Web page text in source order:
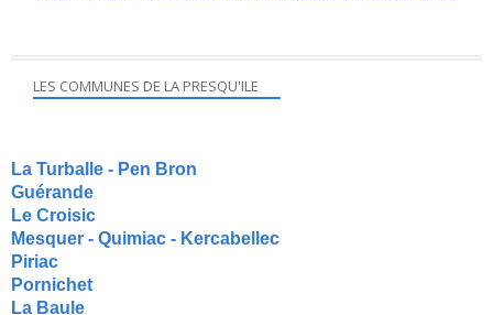
LES COMMUNES DE LA PRESQU'ILE
La Turballe - Pen Bron
Guérande
Le Croisic
Mesquer - Quimiac - Kercabellec
Piriac
Pornichet
La Baule